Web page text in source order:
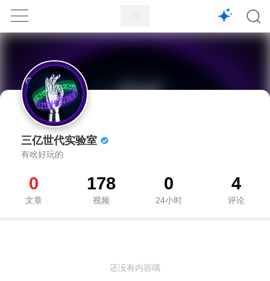
1X
三亿世代实验室
有啥好玩的
0
文章
178
视频
0
24小时
4
评论
还没有内容哦